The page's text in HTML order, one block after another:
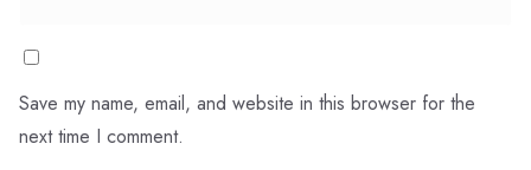
Save my name, email, and website in this browser for the
next time I comment.